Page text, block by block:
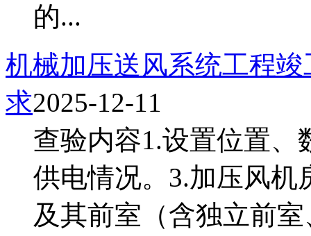
的...
机械加压送风系统工程
求2025-12-11
查验内容1.设置位置、
供电情况。3.加压风机
及其前室（含独立前